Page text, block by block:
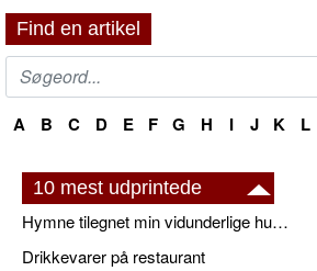
Find en artikel
A B C D E F G H I J K L
10 mest udprintede
Hymne tilegnet min vidunderlige husbond
Drikkevarer på restaurant